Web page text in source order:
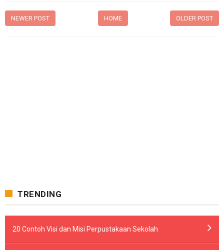
NEWER POST OLDER POST
HOME
TRENDING
20 Contoh Visi dan Misi Perpustakaan Sekolah